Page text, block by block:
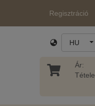
Regisztráció
HU
Ár: